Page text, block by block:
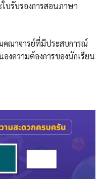
รับรองการสอนภาษา
คณาจารย์ที่มีประสบการณ์
งความต้องการของนักเรียน